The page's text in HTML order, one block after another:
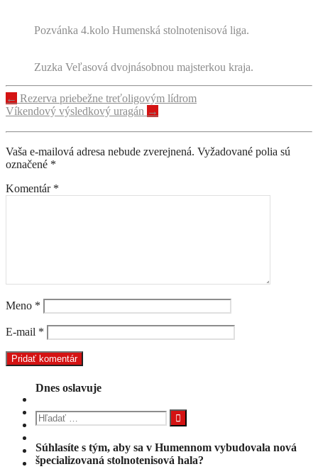
Pozvánka 4.kolo Humenská stolnotenisová liga.
Zuzka Veľasová dvojnásobnou majsterkou kraja.
Navigácia
príspevku
← Rezerva priebežne treťoligovým lídrom
Víkendový výsledkový uragán →
Vaša e-mailová adresa nebude zverejnená. Vyžadované polia sú
označené *
Komentár *
Meno *
E-mail *
Dnes oslavuje
Hľadať:
Súhlasíte s tým, aby sa v Humennom vybudovala nová
špecializovaná stolnotenisová hala?